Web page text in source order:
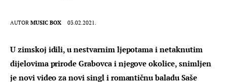
AUTOR MUSIC BOX 03.02.2021.
U zimskoj idili, u nestvarnim ljepotama i netaknutim
dijelovima prirode Grabovca i njegove okolice, snimljen
je novi video za novi singl i romantičnu baladu Saše